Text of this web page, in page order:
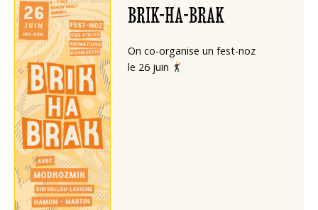
BRIK-HA-BRAK
On co-organise un fest-noz
le 26 juin